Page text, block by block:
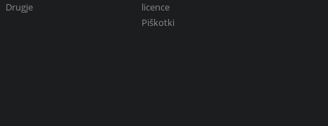
Drugje
licence
Piškotki